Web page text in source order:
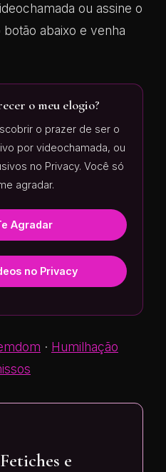
ou assine o
abaixo e venha
o meu elogio?
o prazer de ser o
por videochamada, ou
no Privacy. Você só
agradar.
Agradar
no Privacy
· Humilhação
e